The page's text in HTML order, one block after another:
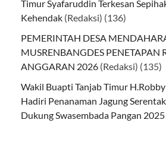
Timur Syafaruddin Terkesan
Kehendak (Redaksi) (136)
PEMERINTAH DESA
MUSRENBANGDES PENETAPAN
ANGGARAN 2026 (Redaksi) (135)
Wakil Buapti Tanjab Timur
Hadiri Penanaman Jagung
Dukung Swasembada Pangan 2025